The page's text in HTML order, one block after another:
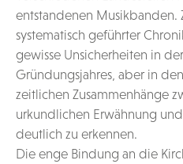
entstandenen Musikbanden.
systematisch geführter
gewisse Unsicherheiten in
Gründungsjahres, aber in
zeitlichen Zusammenhänge
urkundlichen Erwähnung
deutlich zu erkennen.
Die enge Bindung an die